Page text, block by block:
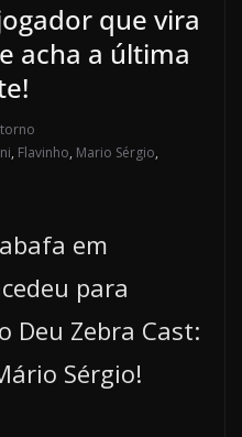
que vira
acha a última
, Flavinho, Mario Sérgio,
em
para
Deu Zebra Cast:
Sérgio!